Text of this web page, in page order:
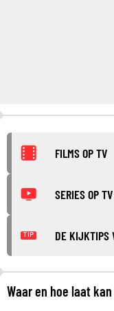
FILMS OP TV
SERIES OP TV
TIP DE KIJKTIPS
Waar en hoe laat